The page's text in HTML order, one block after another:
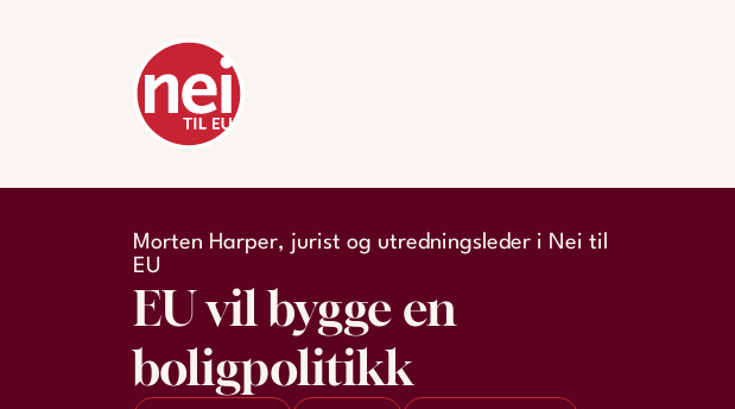
Morten Harper, jurist og utredningsleder i Nei til
EU
EU vil bygge en
boligpolitikk